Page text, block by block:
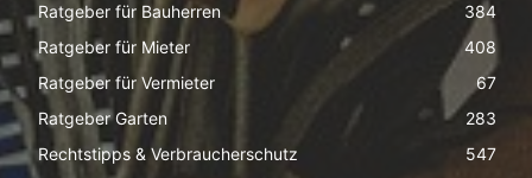
Ratgeber für Bauherren
384
Ratgeber für Mieter
408
Ratgeber für Vermieter
67
Ratgeber Garten
283
Rechtstipps & Verbraucherschutz
547